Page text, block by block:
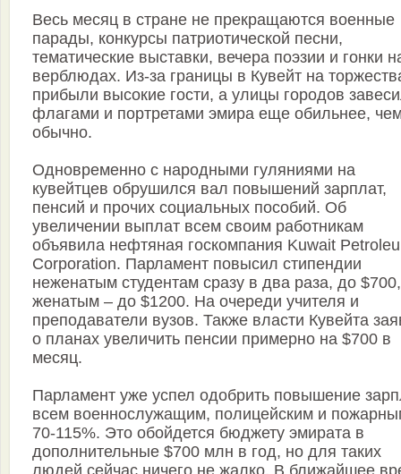
Весь месяц в стране не прекращаются военные
парады, конкурсы патриотической песни,
тематические выставки, вечера поэзии и гонки
верблюдах. Из-за границы в Кувейт на
прибыли высокие гости, а улицы городов
флагами и портретами эмира еще обильнее,
обычно.
Одновременно с народными гуляниями на
кувейтцев обрушился вал повышений зарплат,
пенсий и прочих социальных пособий. Об
увеличении выплат всем своим работникам
объявила нефтяная госкомпания Kuwait
Corporation. Парламент повысил стипендии
неженатым студентам сразу в два раза, до
женатым – до $1200. На очереди учителя и
преподаватели вузов. Также власти Кувейта
о планах увеличить пенсии примерно на $700 в
месяц.
Парламент уже успел одобрить повышение
всем военнослужащим, полицейским и
70-115%. Это обойдется бюджету эмирата в
дополнительные $700 млн в год, но для таких